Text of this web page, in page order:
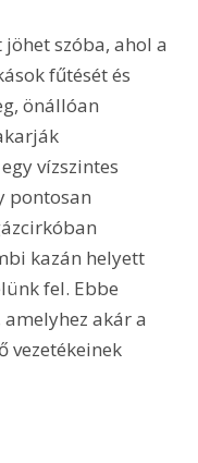
szóba, ahol a
fűtését és
önállóan
vízszintes
pontosan
kazán helyett
fel. Ebbe
akár a
vezetékeinek